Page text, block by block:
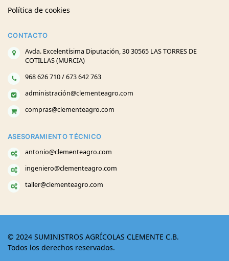
Política de cookies
CONTACTO
Avda. Excelentísima Diputación, 30 30565 LAS TORRES DE
COTILLAS (MURCIA)
968 626 710 / 673 642 763
administración@clementeagro.com
compras@clementeagro.com
ASESORAMIENTO TÉCNICO
antonio@clementeagro.com
ingeniero@clementeagro.com
taller@clementeagro.com
© 2024 SUMINISTROS AGRÍCOLAS CLEMENTE C.B.
Todos los derechos reservados.